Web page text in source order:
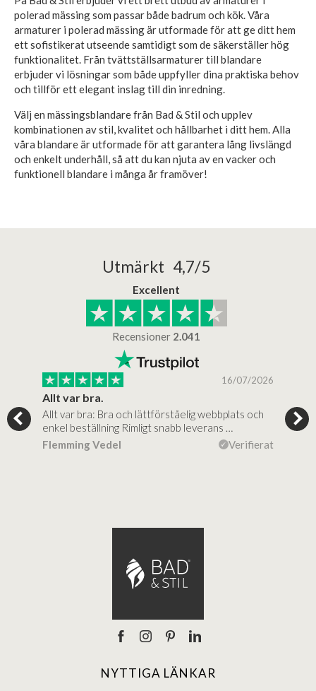
polerad mässing som passar både badrum och kök. Våra
armaturer i polerad mässing är utformade för att ge ditt hem
ett sofistikerat utseende samtidigt som de säkerställer hög
funktionalitet. Från tvättställsarmaturer till blandare
erbjuder vi lösningar som både uppfyller dina praktiska behov
och tillför ett elegant inslag till din inredning.
Välj en mässingsblandare från Bad & Stil och upplev
kombinationen av stil, kvalitet och hållbarhet i ditt hem. Alla
våra blandare är utformade för att garantera lång livslängd
och enkelt underhåll, så att du kan njuta av en vacker och
funktionell blandare i många år framöver!
Utmärkt 4,7/5
Excellent
Recensioner 2.041
16/07/2026
Allt var bra.
Allt var bra: Bra och lättförståelig webbplats och
enkel beställning Rimligt snabb leverans …
Flemming Vedel
Verifierat
Jag
NYTTIGA LÄNKAR